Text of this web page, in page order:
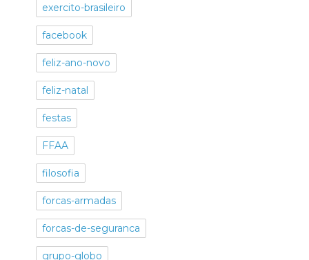
exercito-brasileiro
facebook
feliz-ano-novo
feliz-natal
festas
FFAA
filosofia
forcas-armadas
forcas-de-seguranca
grupo-globo